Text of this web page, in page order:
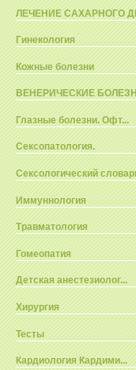
ЛЕЧЕНИЕ САХАРНОГО
Гинекология
Кожные болезни
ВЕНЕРИЧЕСКИЕ
Глазные болезни. Офт...
Сексопатология.
Сексологический
Иммуннология
Травматология
Гомеопатия
Детская анестезиолог...
Хирургия
Тесты
Кардиология Кардими...